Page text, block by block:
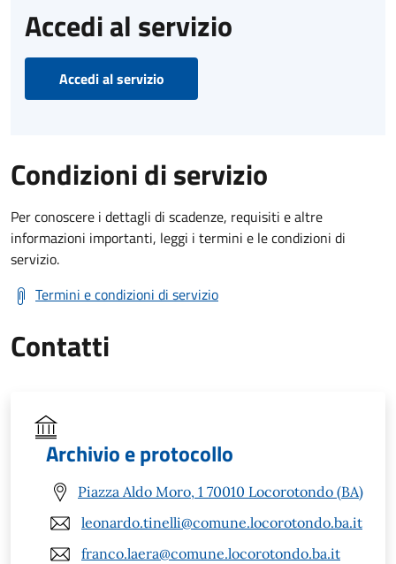
Accedi al servizio
Accedi al servizio
Condizioni di servizio
Per conoscere i dettagli di scadenze, requisiti e altre
informazioni importanti, leggi i termini e le condizioni di
servizio.
Termini e condizioni di servizio
Contatti
Archivio e protocollo
Piazza Aldo Moro, 1 70010 Locorotondo (BA)
leonardo.tinelli@comune.locorotondo.ba.it
franco.laera@comune.locorotondo.ba.it